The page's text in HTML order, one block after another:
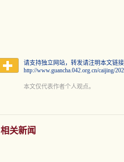
请支持独立网站，转发请注明本文链接
http://www.guancha.042.org.cn/caijing/
本文仅代表作者个人观点。
相关新闻